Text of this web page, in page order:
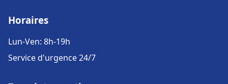
Horaires
Lun-Ven: 8h-19h
Service d'urgence 24/7